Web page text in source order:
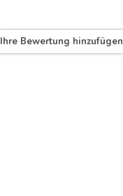
Ihre Bewertung hinzufügen